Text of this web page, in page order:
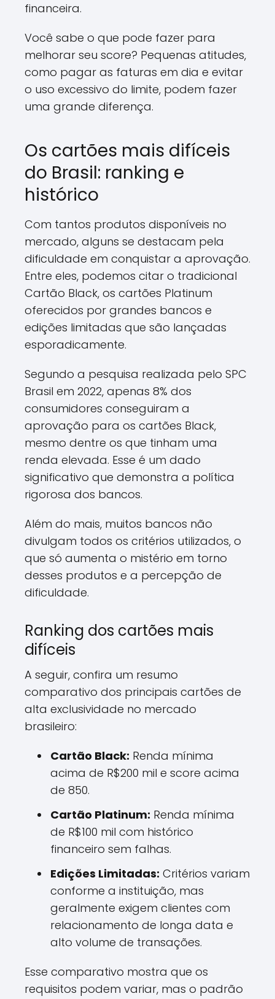
financeira.
Você sabe o que pode fazer para
melhorar seu score? Pequenas atitudes,
como pagar as faturas em dia e evitar
o uso excessivo do limite, podem fazer
uma grande diferença.
Os cartões mais difíceis
do Brasil: ranking e
histórico
Com tantos produtos disponíveis no
mercado, alguns se destacam pela
dificuldade em conquistar a aprovação.
Entre eles, podemos citar o tradicional
Cartão Black, os cartões Platinum
oferecidos por grandes bancos e
edições limitadas que são lançadas
esporadicamente.
Segundo a pesquisa realizada pelo SPC
Brasil em 2022, apenas 8% dos
consumidores conseguiram a
aprovação para os cartões Black,
mesmo dentre os que tinham uma
renda elevada. Esse é um dado
significativo que demonstra a política
rigorosa dos bancos.
Além do mais, muitos bancos não
divulgam todos os critérios utilizados, o
que só aumenta o mistério em torno
desses produtos e a percepção de
dificuldade.
Ranking dos cartões mais
difíceis
A seguir, confira um resumo
comparativo dos principais cartões de
alta exclusividade no mercado
brasileiro:
Cartão Black: Renda mínima
acima de R$200 mil e score acima
de 850.
Cartão Platinum: Renda mínima
de R$100 mil com histórico
financeiro sem falhas.
Edições Limitadas: Critérios variam
conforme a instituição, mas
geralmente exigem clientes com
relacionamento de longa data e
alto volume de transações.
Esse comparativo mostra que os
requisitos podem variar, mas o padrão